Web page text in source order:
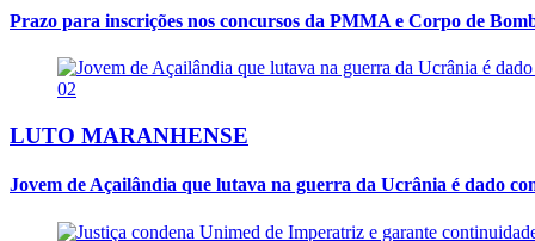
Prazo para inscrições nos concursos da PMMA e Corpo de
02
LUTO MARANHENSE
Jovem de Açailândia que lutava na guerra da Ucrânia é dado